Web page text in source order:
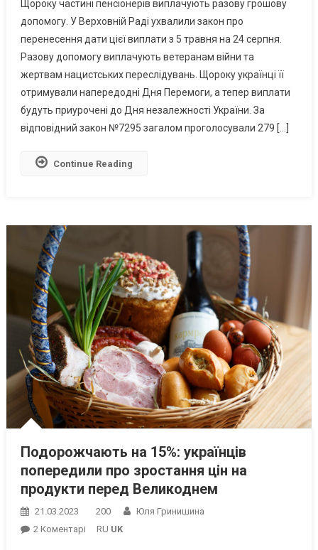
ВР
Ухвалили
Рішення
Про
Перенесення
Щорічних
Виплат
Частині
Щороку частині пенсіонерів виплачують разову грошову
допомогу. У Верховній Раді ухвалили закон про
перенесення дати цієї виплати з 5 травня на 24 серпня.
Разову допомогу виплачують ветеранам війни та
жертвам нацистських переслідувань. Щороку українці її
отримували напередодні Дня Перемоги, а тепер виплати
будуть приурочені до Дня незалежності України. За
відповідний закон №7295 загалом проголосували 279 […]
Continue Reading
Подорожчають на 15%: українців
попередили про зростання цін на
продукти перед Великоднем
21.03.2023 200
Юля Гринишина
2 КоментаріДоRU UK